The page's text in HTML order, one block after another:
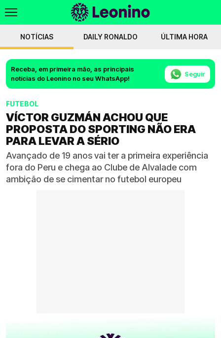
NOTÍCIAS DAILY RONALDO ÚLTIMA HORA
Receba, em primeira mão, as principais
notícias do Leonino no seu WhatsApp!
Seguir
FUTEBOL
VÍCTOR GUZMÁN ACHOU QUE
PROPOSTA DO SPORTING NÃO ERA
PARA LEVAR A SÉRIO
Avançado de 19 anos vai ter a primeira experiência
fora do Peru e chega ao Clube de Alvalade com
ambição de se cimentar no futebol europeu